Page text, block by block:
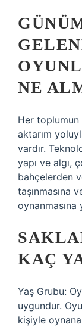
NE
Her toplumun
aktarım
vardır.
yapı ve algı,
bahçelerden
taşınmasına
oynanmasına
KAÇ
Yaş Grubu:
uygundur.
kişiyle